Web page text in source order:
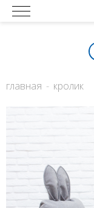
главная кролик